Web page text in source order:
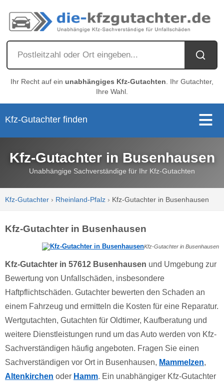
Ihr Recht auf ein unabhängiges Kfz-Gutachten . Ihr Gutachter,
Ihre Wahl.
Kfz-Gutachter finden
Kfz-Gutachter in Busenhausen
Unabhängige Sachverständige für Ihr Kfz-Gutachten
Kfz-Gutachter › Rheinland-Pfalz › Kfz-Gutachter in Busenhausen
Kfz-Gutachter in Busenhausen
Kfz-Gutachter in Busenhausen
Kfz-Gutachter in 57612 Busenhausen und Umgebung zur
Bewertung von Unfallschäden, insbesondere
Haftpflichtschäden. Gutachter bewerten den Schaden an
einem Fahrzeug und ermitteln die Kosten für eine Reparatur.
Wertgutachten, Gutachten für Oldtimer, Kaufberatung und
weitere Dienstleistungen rund um das Auto werden von Kfz-
Sachverständigen häufig angeboten. Fragen Sie einen
Sachverständigen vor Ort in Busenhausen, Mammelzen,
Altenkirchen oder Hamm. Ein unabhängiger Kfz-Gutachter